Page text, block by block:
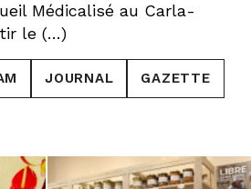
Médicalisé au Carla-
le (…)
JOURNAL GAZETTE